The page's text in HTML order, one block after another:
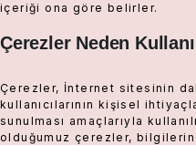
içeriği ona göre belirler.
Çerezler Neden
Çerezler, İnternet sitesinin
kullanıcılarının kişisel
sunulması amaçlarıyla
olduğumuz çerezler,